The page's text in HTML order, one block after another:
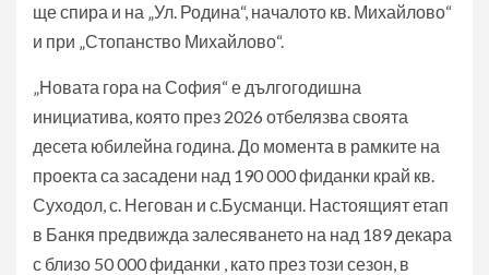
ще спира и на „Ул. Родина“, началото кв. Михайлово“
и при „Стопанство Михайлово“.
„Новата гора на София“ е дългогодишна
инициатива, която през 2026 отбелязва своята
десета юбилейна година. До момента в рамките на
проекта са засадени над 190 000 фиданки край кв.
Суходол, с. Негован и с.Бусманци. Настоящият етап
в Банкя предвижда залесяването на над 189 декара
с близо 50 000 фиданки , като през този сезон, в